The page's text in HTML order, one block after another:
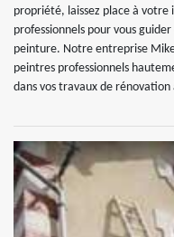
propriété, laissez place à votre
professionnels pour vous
peinture. Notre entreprise
peintres professionnels
dans vos travaux de